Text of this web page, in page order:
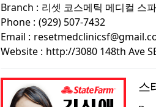
Branch : 리셋 코스메틱 메디컬 스
Phone : (929) 507-7432
Email :
Website : http://3080 148th Ave
스